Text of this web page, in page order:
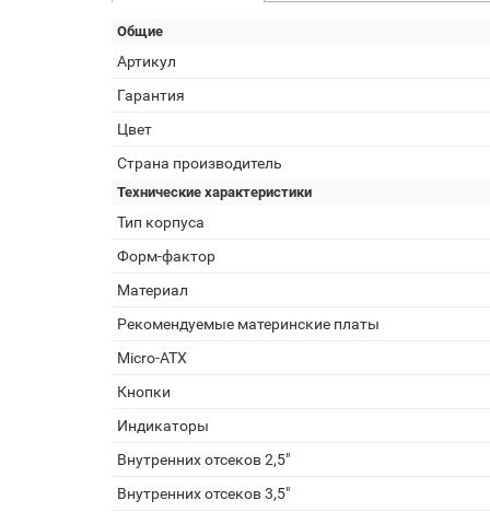
Общие
Артикул
Гарантия
Цвет
Страна производитель
Технические характеристики
Тип корпуса
Форм-фактор
Материал
Рекомендуемые материнские платы
Micro-ATX
Кнопки
Индикаторы
Внутренних отсеков 2,5"
Внутренних отсеков 3,5"